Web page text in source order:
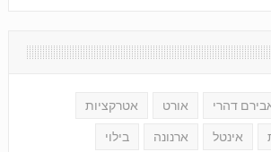
דהרי אורט אטרקציות
אינטל ארנונה בילוי